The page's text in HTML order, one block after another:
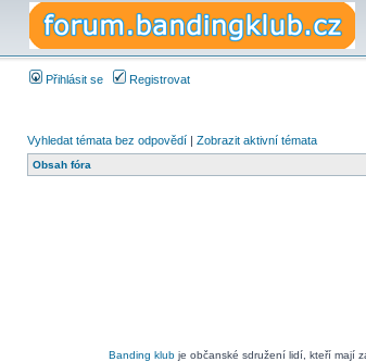
Přihlásit se Registrovat
Vyhledat témata bez odpovědí | Zobrazit aktivní témata
Obsah fóra
Banding klubje občanské sdružení lidí, kteří mají